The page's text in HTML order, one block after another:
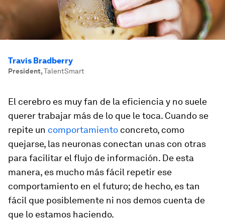
Travis Bradberry
President,TalentSmart
El cerebro es muy fan de la eficiencia y no suele
querer trabajar más de lo que le toca. Cuando se
repite un comportamiento concreto, como
quejarse, las neuronas conectan unas con otras
para facilitar el flujo de información. De esta
manera, es mucho más fácil repetir ese
comportamiento en el futuro; de hecho, es tan
fácil que posiblemente ni nos demos cuenta de
que lo estamos haciendo.